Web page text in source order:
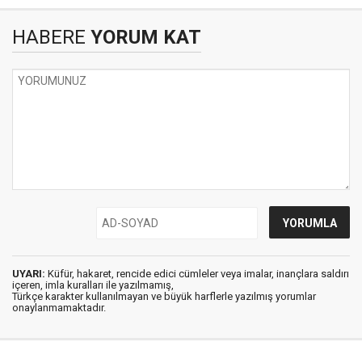
HABERE YORUM KAT
UYARI: Küfür, hakaret, rencide edici cümleler veya imalar, inançlara saldırı
içeren, imla kuralları ile yazılmamış,
Türkçe karakter kullanılmayan ve büyük harflerle yazılmış yorumlar
onaylanmamaktadır.